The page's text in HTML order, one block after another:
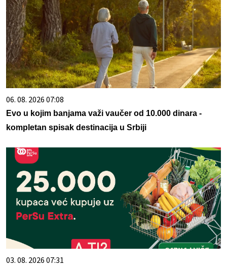
06. 08. 2026 07:08
Evo u kojim banjama važi vaučer od 10.000 dinara -
kompletan spisak destinacija u Srbiji
03. 08. 2026 07:31